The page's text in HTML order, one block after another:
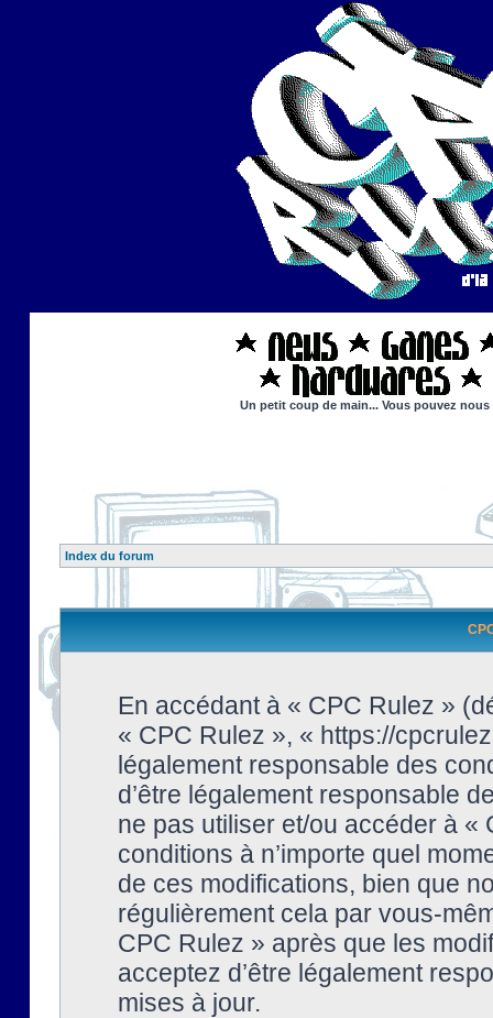
Un petit coup de main... Vous pouvez
Index du forum
En accédant à « CPC Rulez »
« CPC Rulez », « https://
légalement responsable des
d’être légalement responsable
ne pas utiliser et/ou accéder à
conditions à n’importe quel
de ces modifications, bien que
régulièrement cela par vous-
CPC Rulez » après que les
acceptez d’être légalement
mises à jour.